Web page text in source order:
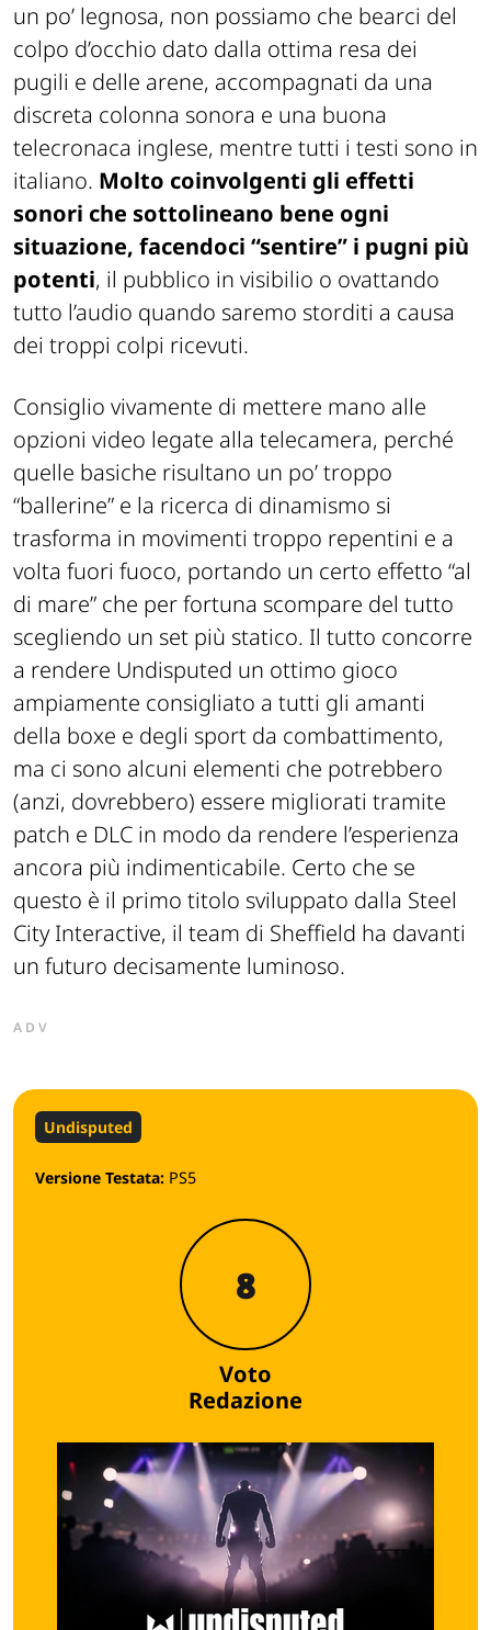
un po’ legnosa, non possiamo che bearci del
colpo d’occhio dato dalla ottima resa dei
pugili e delle arene, accompagnati da una
discreta colonna sonora e una buona
telecronaca inglese, mentre tutti i testi sono in
italiano. Molto coinvolgenti gli effetti
sonori che sottolineano bene ogni
situazione, facendoci “sentire” i pugni più
potenti, il pubblico in visibilio o ovattando
tutto l’audio quando saremo storditi a causa
dei troppi colpi ricevuti.
Consiglio vivamente di mettere mano alle
opzioni video legate alla telecamera, perché
quelle basiche risultano un po’ troppo
“ballerine” e la ricerca di dinamismo si
trasforma in movimenti troppo repentini e a
volta fuori fuoco, portando un certo effetto “al
di mare” che per fortuna scompare del tutto
scegliendo un set più statico. Il tutto concorre
a rendere Undisputed un ottimo gioco
ampiamente consigliato a tutti gli amanti
della boxe e degli sport da combattimento,
ma ci sono alcuni elementi che potrebbero
(anzi, dovrebbero) essere migliorati tramite
patch e DLC in modo da rendere l’esperienza
ancora più indimenticabile. Certo che se
questo è il primo titolo sviluppato dalla Steel
City Interactive, il team di Sheffield ha davanti
un futuro decisamente luminoso.
ADV
Undisputed
Versione Testata: PS5
8
Voto
Redazione